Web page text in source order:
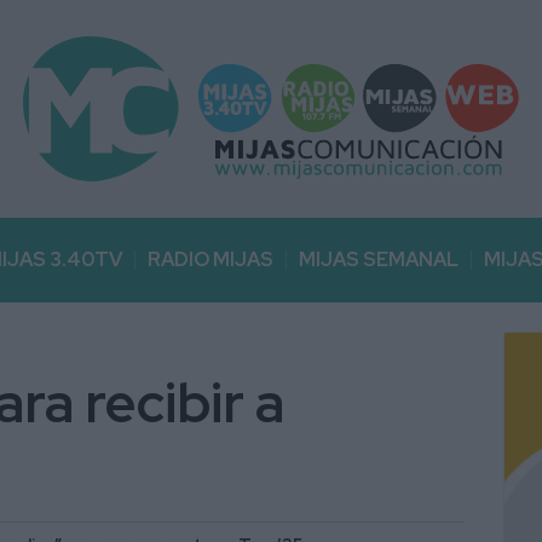
3.40TV RADIO MIJAS MIJAS SEMANAL
recibir a